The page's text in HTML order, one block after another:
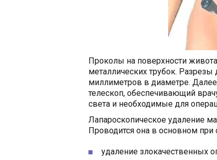
Проколы на поверхности
металлических трубок.
миллиметров в диаметре.
телескоп, обеспечивающий
света и необходимые для
Лапароскопическое удаление
Проводится она в основном при
удаление злокачественных